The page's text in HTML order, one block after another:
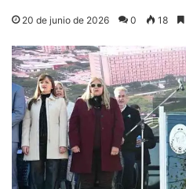
20 de junio de 2026 0 18